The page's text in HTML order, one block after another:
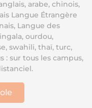
arabe, chinois,
Langue Étrangère
Langue des
ourdou,
swahili, thaï, turc,
: sur tous les campus,